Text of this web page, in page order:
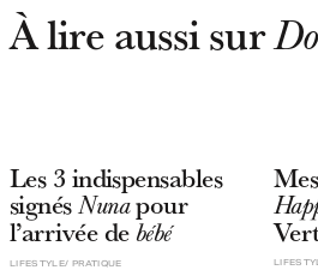
À lire aussi sur
Les 3 indispensables
signésNunapour
l’arrivée debébé
LIFESTYLE PRATIQUE